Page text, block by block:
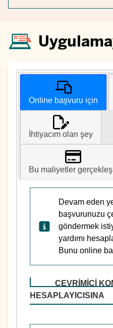
Online başvuru için
İhtiyacım olan şey
Bu maliyetler
Devam eden
başvurunuzu
göndermek
yardımı
Bunu online
ÇEVRIMIÇI
HESAPLAYICISINA